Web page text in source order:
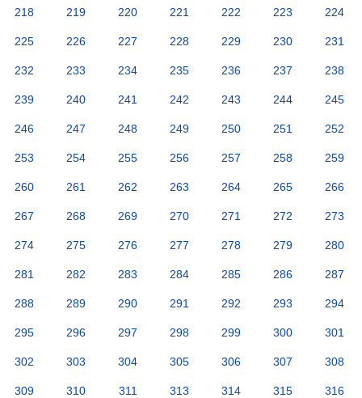
218 219 220 221 222 223 224
225 226 227 228 229 230 231
232 233 234 235 236 237 238
239 240 241 242 243 244 245
246 247 248 249 250 251 252
253 254 255 256 257 258 259
260 261 262 263 264 265 266
267 268 269 270 271 272 273
274 275 276 277 278 279 280
281 282 283 284 285 286 287
288 289 290 291 292 293 294
295 296 297 298 299 300 301
302 303 304 305 306 307 308
309 310 311 313 314 315 316